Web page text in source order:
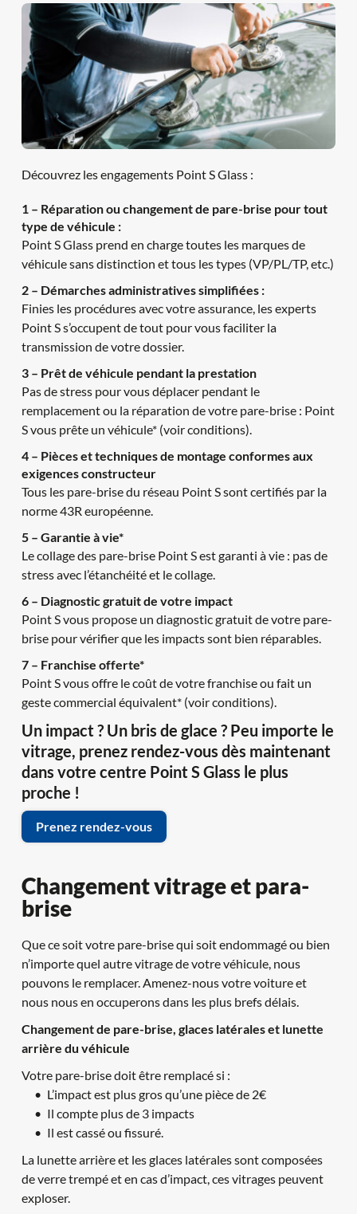
Découvrez les engagements Point S Glass :
1 – Réparation ou changement de pare-brise pour tout
type de véhicule :
Point S Glass prend en charge toutes les marques de
véhicule sans distinction et tous les types (VP/PL/TP, etc.)
2 – Démarches administratives simplifiées :
Finies les procédures avec votre assurance, les experts
Point S s’occupent de tout pour vous faciliter la
transmission de votre dossier.
3 – Prêt de véhicule pendant la prestation
Pas de stress pour vous déplacer pendant le
remplacement ou la réparation de votre pare-brise : Point
S vous prête un véhicule* (voir conditions).
4 – Pièces et techniques de montage conformes aux
exigences constructeur
Tous les pare-brise du réseau Point S sont certifiés par la
norme 43R européenne.
5 – Garantie à vie*
Le collage des pare-brise Point S est garanti à vie : pas de
stress avec l’étanchéité et le collage.
6 – Diagnostic gratuit de votre impact
Point S vous propose un diagnostic gratuit de votre pare-
brise pour vérifier que les impacts sont bien réparables.
7 – Franchise offerte*
Point S vous offre le coût de votre franchise ou fait un
geste commercial équivalent* (voir conditions).
Un impact ? Un bris de glace ? Peu importe le
vitrage, prenez rendez-vous dès maintenant
dans votre centre Point S Glass le plus
proche !
Prenez rendez-vous
Changement vitrage et para-
brise
Que ce soit votre pare-brise qui soit endommagé ou bien
n’importe quel autre vitrage de votre véhicule, nous
pouvons le remplacer. Amenez-nous votre voiture et
nous nous en occuperons dans les plus brefs délais.
Changement de pare-brise, glaces latérales et lunette
arrière du véhicule
Votre pare-brise doit être remplacé si :
L’impact est plus gros qu’une pièce de 2€
Il compte plus de 3 impacts
Il est cassé ou fissuré.
La lunette arrière et les glaces latérales sont composées
de verre trempé et en cas d’impact, ces vitrages peuvent
exploser.